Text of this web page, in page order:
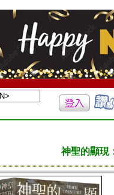
神聖的顯現